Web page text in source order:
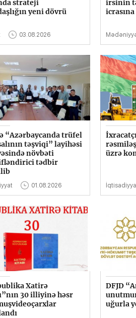
strateji
yeni dövrü
03.08.2026
irsinin
icrasına
“Azərbaycanda trüfel
təşviqi” layihəsi
növbəti
tədbir
01.08.2026
üzrə
Xatirə
30 illiyinə həsr
DFJD
uğurla